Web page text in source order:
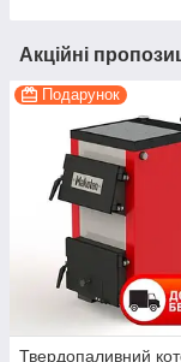
Акційні
Подарунок
Твердопаливний